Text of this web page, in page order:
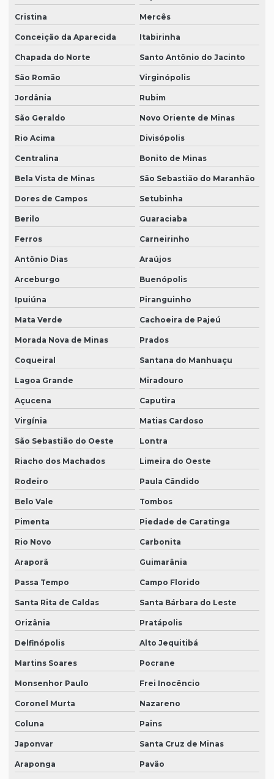
Cristina Mercês
Conceição da Aparecida Itabirinha
Chapada do Norte Santo Antônio do Jacinto
São Romão Virginópolis
Jordânia Rubim
São Geraldo Novo Oriente de Minas
Rio Acima Divisópolis
Centralina Bonito de Minas
Bela Vista de Minas São Sebastião do Maranhão
Dores de Campos Setubinha
Berilo Guaraciaba
Ferros Carneirinho
Antônio Dias Araújos
Arceburgo Buenópolis
Ipuiúna Piranguinho
Mata Verde Cachoeira de Pajeú
Morada Nova de Minas Prados
Coqueiral Santana do Manhuaçu
Lagoa Grande Miradouro
Açucena Caputira
Virgínia Matias Cardoso
São Sebastião do Oeste Lontra
Riacho dos Machados Limeira do Oeste
Rodeiro Paula Cândido
Belo Vale Tombos
Pimenta Piedade de Caratinga
Rio Novo Carbonita
Araporã Guimarânia
Passa Tempo Campo Florido
Santa Rita de Caldas Santa Bárbara do Leste
Orizânia Pratápolis
Delfinópolis Alto Jequitibá
Martins Soares Pocrane
Monsenhor Paulo Frei Inocêncio
Coronel Murta Nazareno
Coluna Pains
Japonvar Santa Cruz de Minas
Araponga Pavão